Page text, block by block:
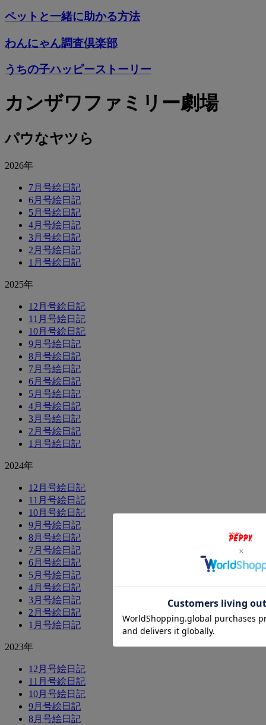
ペットと一緒に助かる方法
わんにゃん調査倶楽部
うちの子ハッピーストーリー
カンザワファミリー劇場
パウなヤツら
2026年
7月号絵日記
6月号絵日記
5月号絵日記
4月号絵日記
3月号絵日記
2月号絵日記
1月号絵日記
2025年
12月号絵日記
11月号絵日記
10月号絵日記
9月号絵日記
8月号絵日記
7月号絵日記
6月号絵日記
5月号絵日記
4月号絵日記
3月号絵日記
2月号絵日記
1月号絵日記
2024年
12月号絵日記
11月号絵日記
10月号絵日記
9月号絵日記
8月号絵日記
7月号絵日記
6月号絵日記
5月号絵日記
4月号絵日記
3月号絵日記
2月号絵日記
1月号絵日記
2023年
12月号絵日記
11月号絵日記
10月号絵日記
9月号絵日記
8月号絵日記